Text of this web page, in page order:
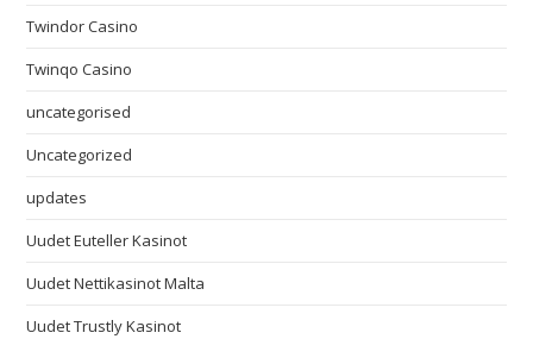
Twindor Casino
Twinqo Casino
uncategorised
Uncategorized
updates
Uudet Euteller Kasinot
Uudet Nettikasinot Malta
Uudet Trustly Kasinot